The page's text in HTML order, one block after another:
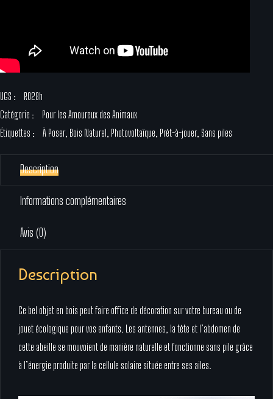
UGS :
R028h
Catégorie :
Pour les Amoureux des Animaux
Étiquettes :
À Poser, Bois Naturel , Photovoltaïque, Prêt-à-jouer, Sans piles
Description
Informations complémentaires
Avis (0)
Description
Ce bel objet en bois peut faire office de décoration sur votre bureau ou de
jouet écologique pour vos enfants. Les antennes, la tête et l’abdomen de
cette abeille se mouvoient de manière naturelle et fonctionne sans pile grâce
à l’énergie produite par la cellule solaire située entre ses ailes.